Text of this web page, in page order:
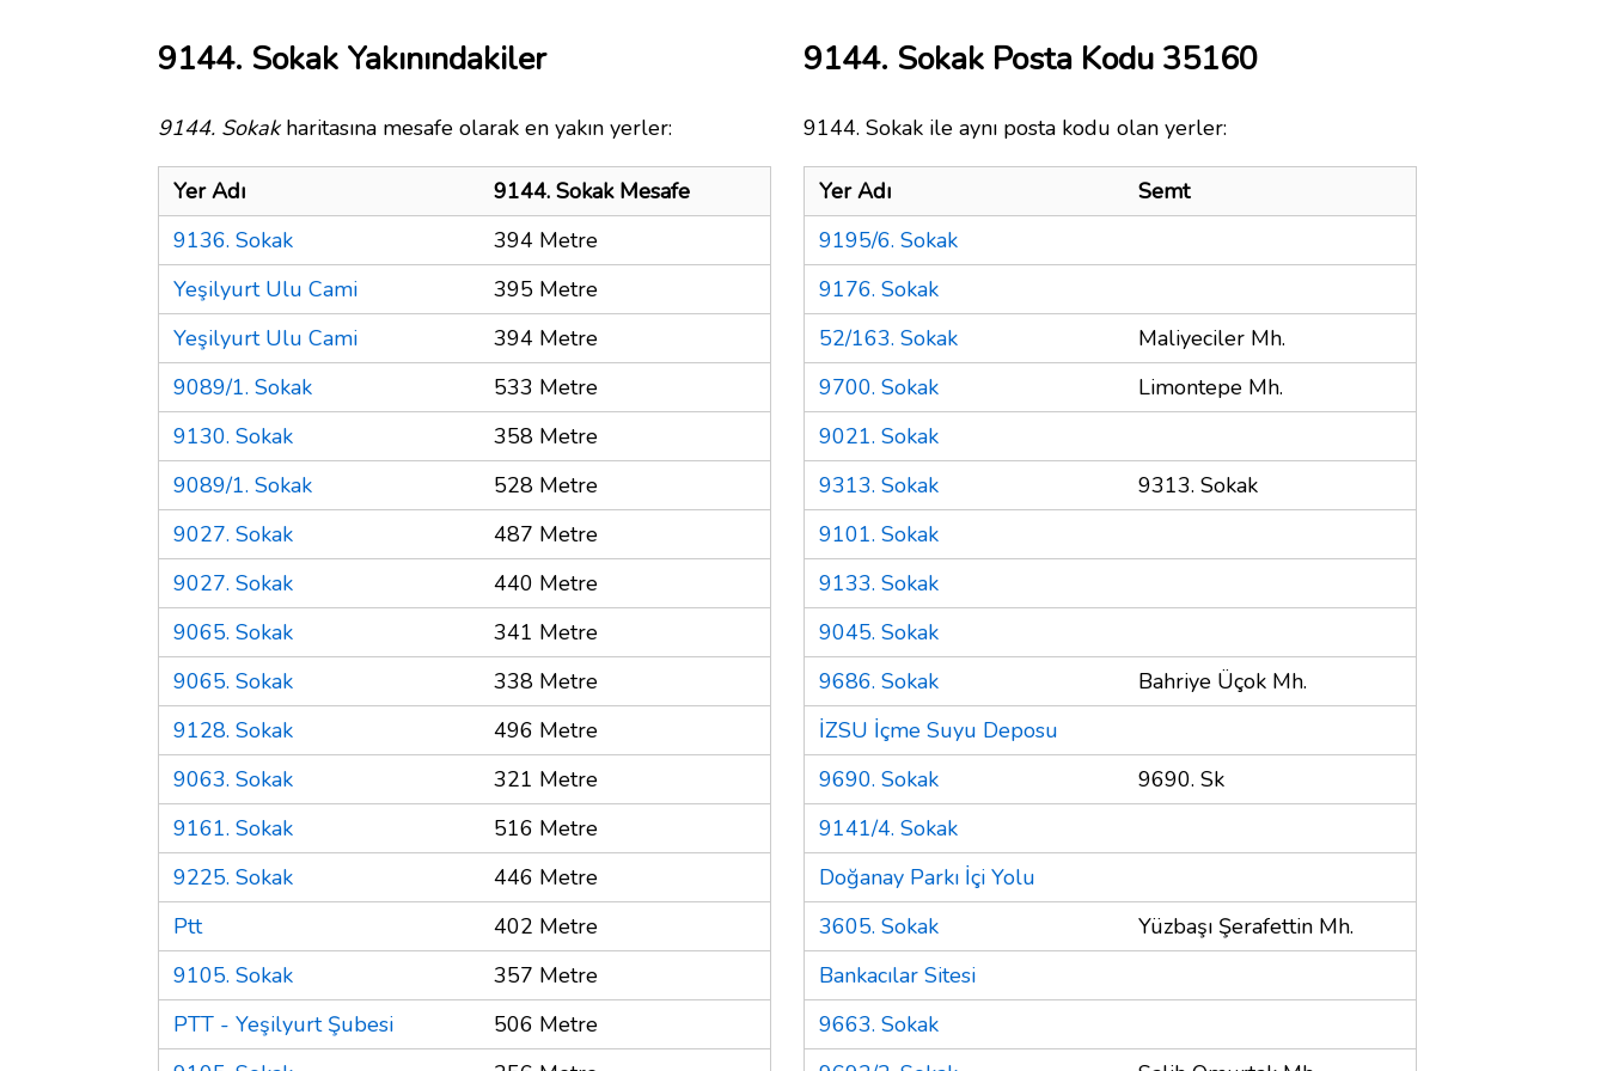
9144. Sokak Yakınındakiler
9144. Sokakharitasına mesafe olarak en yakın yerler:
Yer Adı
9144. Sokak Mesafe
9136. Sokak
394 Metre
Yeşilyurt Ulu Cami
395 Metre
Yeşilyurt Ulu Cami
394 Metre
9089/1. Sokak
533 Metre
9130. Sokak
358 Metre
9089/1. Sokak
528 Metre
9027. Sokak
487 Metre
9027. Sokak
440 Metre
9065. Sokak
341 Metre
9065. Sokak
338 Metre
9128. Sokak
496 Metre
9063. Sokak
321 Metre
9161. Sokak
516 Metre
9225. Sokak
446 Metre
Ptt
402 Metre
9105. Sokak
357 Metre
PTT - Yeşilyurt Şubesi
506 Metre
9144. Sokak Posta Kodu 35160
9144. Sokak ile aynı posta kodu olan yerler:
Yer Adı
Semt
9195/6. Sokak
9176. Sokak
52/163. Sokak
Maliyeciler Mh.
9700. Sokak
Limontepe Mh.
9021. Sokak
9313. Sokak
9313. Sokak
9101. Sokak
9133. Sokak
9045. Sokak
9686. Sokak
Bahriye Üçok Mh.
İZSU İçme Suyu Deposu
9690. Sokak
9690. Sk
9141/4. Sokak
Doğanay Parkı İçi Yolu
3605. Sokak
Yüzbaşı Şerafettin Mh.
Bankacılar Sitesi
9663. Sokak